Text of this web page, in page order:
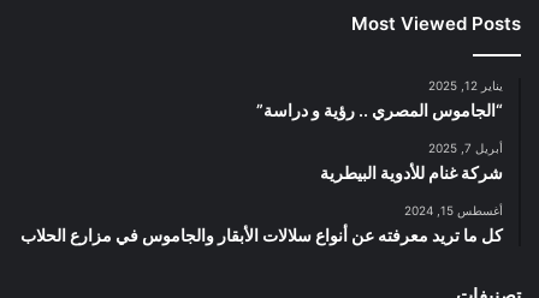
Most Viewed Posts
يناير 12, 2025
“الجاموس المصري .. رؤية و دراسة”
أبريل 7, 2025
شركة غنام للأدوية البيطرية
أغسطس 15, 2024
كل ما تريد معرفته عن أنواع سلالات الأبقار والجاموس في مزارع الحلاب